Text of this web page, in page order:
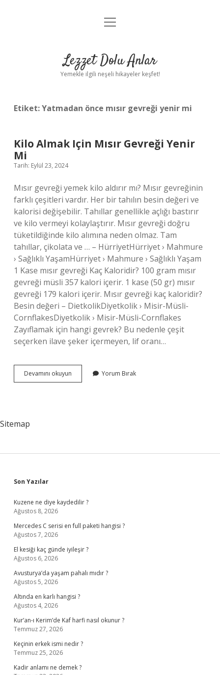
Anasayfa
Yasal Uyarı
menüyü
Lezzet Dolu Anlar
Yemekle ilgili neşeli hikayeler keşfet!
Etiket:Yatmadan önce mısır gevreği yenir mi
Kilo Almak Için Mısır Gevreği Yenir
Mi
Tarih: Eylül 23, 2024
Mısır gevreği yemek kilo aldırır mı? Mısır gevreğinin
farklı çeşitleri vardır. Her bir tahılın besin değeri ve
kalorisi değişebilir. Tahıllar genellikle açlığı bastırır
ve kilo vermeyi kolaylaştırır. Mısır gevreği doğru
tüketildiğinde kilo alımına neden olmaz. Tam
tahıllar, çikolata ve … – HürriyetHürriyet › Mahmure
› Sağlıklı YaşamHürriyet › Mahmure › Sağlıklı Yaşam
1 Kase mısır gevreği Kaç Kaloridir? 100 gram mısır
gevreği müsli 357 kalori içerir. 1 kase (50 gr) mısır
gevreği 179 kalori içerir. Mısır gevreği kaç kaloridir?
Besin değeri – DietkolikDiyetkolik › Misir-Müsli-
CornflakesDiyetkolik › Misir-Müsli-Cornflakes
Zayıflamak için hangi gevrek? Bu nedenle çeşit
seçerken ilave şeker içermeyen, lif oranı…
Devamını okuyun
Almak
Yorum Bırak
Sitemap
Sidebar
Son Yazılar
Kuzene ne diye kaydedilir ?
Ağustos 8, 2026
Mercedes C serisi en full paketi hangisi ?
Ağustos 7, 2026
El kesiği kaç günde iyileşir ?
Ağustos 6, 2026
Avusturya’da yaşam pahalı mıdır ?
Ağustos 5, 2026
Altında en karlı hangisi ?
Ağustos 4, 2026
Kur’an-ı Kerim’de Kaf harfi nasıl okunur ?
Temmuz 27, 2026
Keçinin erkek ismi nedir ?
Temmuz 25, 2026
Kadir anlamı ne demek ?